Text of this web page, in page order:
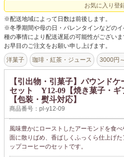
お気に入り登
※配送地域によって日数は前後します。
※冬季期間や母の日・バレンタインなどの
種の事情により配送遅延の可能性がござい
お早目のご注文をお願い申し上げます。
洋菓子 珈琲・紅茶・ジュース 3000円
【引出物・引菓子】パウンド
セット Y12-09【焼き菓子・ギ
【包装・熨斗対応】
商品番号：pl-y12-09
風味豊かにローストしたアーモンドを食
面に散りばめ、香ばしくふっくら仕上げ
ップコーヒーのセットです。